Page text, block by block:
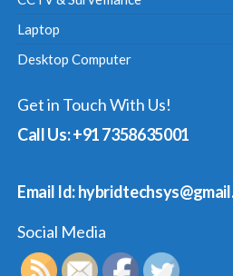
Laptop
Desktop Computer
Get in Touch With Us!
Call Us: +91 7358635001
Email Id:
Social Media